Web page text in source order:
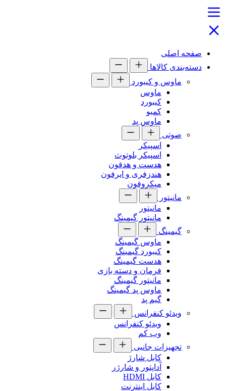
صفحه اصلی
دسته‌بندی کالاها
ماوس و کیبورد
ماوس
کیبورد
کمبو
ماوس پد
صوتی
اسپیکر
اسپیکر بلوتوث
هدست و هدفون
هندزفری و ایرفون
میکروفون
مانیتور
مانیتور
مانیتور گیمینگ
گیمینگ
ماوس گیمینگ
کیبورد گیمینگ
هدست گیمینگ
فرمان و دسته بازی
مانیتور گیمینگ
ماوس پد گیمینگ
گیم پد
ویدئو کنفرانس
ویدئو کنفرانس
وب کم
تجهیزات جانبی
کابل شارژ
آداپتور و شارژر
کابل HDMI
کابل اینترنت